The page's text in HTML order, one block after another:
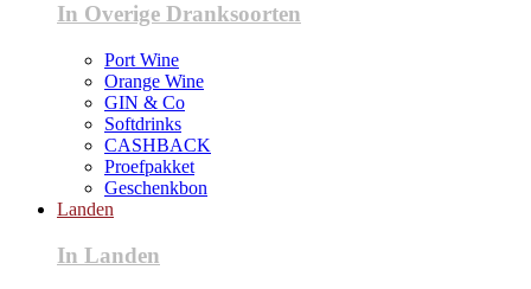
In Overige Dranksoorten
Port Wine
Orange Wine
GIN & Co
Softdrinks
CASHBACK
Proefpakket
Geschenkbon
Landen
In Landen